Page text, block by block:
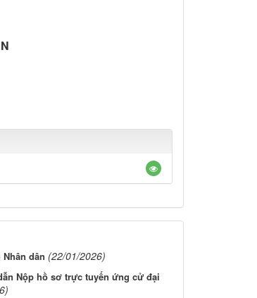
dân (22/01/2026)
Nộp hồ sơ trực tuyến ứng cử đại